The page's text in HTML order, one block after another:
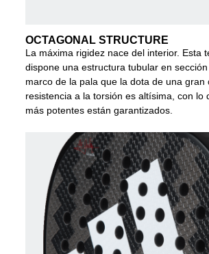
OCTAGONAL STRUCTURE
La máxima rigidez nace del interior. Esta
dispone una estructura tubular en
marco de la pala que la dota de una gran
resistencia a la torsión es altísima, con lo
más potentes están garantizados.